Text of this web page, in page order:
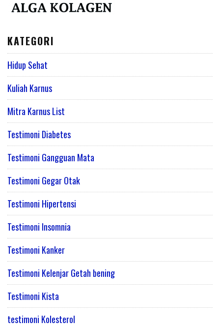
KATEGORI
Hidup Sehat
Kuliah Karnus
Mitra Karnus List
Testimoni Diabetes
Testimoni Gangguan Mata
Testimoni Gegar Otak
Testimoni Hipertensi
Testimoni Insomnia
Testimoni Kanker
Testimoni Kelenjar Getah bening
Testimoni Kista
testimoni Kolesterol